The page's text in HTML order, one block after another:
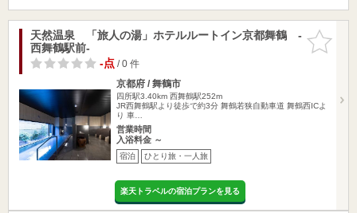
お気に入
りに追加
天然温泉 「旅人の湯」ホテルルートイン京都舞鶴 -
西舞鶴駅前-
-点/ 0 件
京都府 / 舞鶴市
四所駅3.40km 西舞鶴駅252m
JR西舞鶴駅より徒歩で約3分 舞鶴若狭自動車道 舞鶴西ICよ
り 車…
営業時間
入浴料金 ～
宿泊 ひとり旅・一人旅
楽天トラベルの宿泊プランを見る